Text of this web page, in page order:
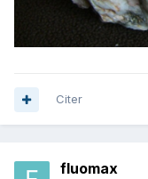
Citer
fluomax